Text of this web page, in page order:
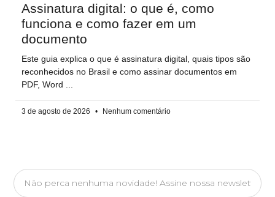
Assinatura digital: o que é, como
funciona e como fazer em um
documento
Este guia explica o que é assinatura digital, quais tipos são
reconhecidos no Brasil e como assinar documentos em
PDF, Word
3 de agosto de 2026 Nenhum comentário